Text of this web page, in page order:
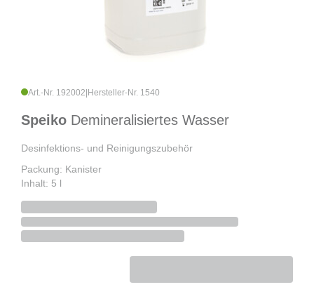
Art.-Nr. 192002 Hersteller-Nr. 1540
Speiko Demineralisiertes Wasser
Desinfektions- und Reinigungszubehör
Packung: Kanister
Inhalt: 5 l